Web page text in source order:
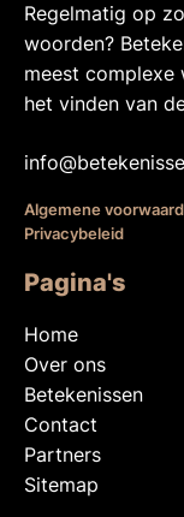
Regelmatig op
woorden?
meest
het vinden van
Algemene
Privacybeleid
Pagina's
Home
Over ons
Betekenissen
Contact
Partners
Sitemap